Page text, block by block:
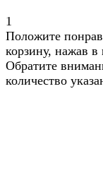
1
Положите
корзину, нажав в
Обратите
количество